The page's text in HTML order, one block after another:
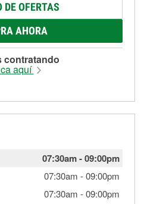
DE OFERTAS
AHORA
contratando
aquí
07:30am-09:00pm
07:30am -09:00pm
07:30am -09:00pm